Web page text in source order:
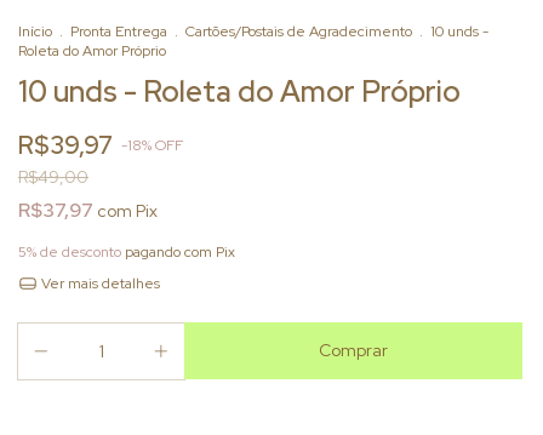
Início . Pronta Entrega . Cartões/Postais de Agradecimento . 10 unds -
Roleta do Amor Próprio
10 unds - Roleta do Amor Próprio
R$39,97 -18%OFF
R$49,00
R$37,97 com Pix
5% de desconto pagando com Pix
Ver mais detalhes